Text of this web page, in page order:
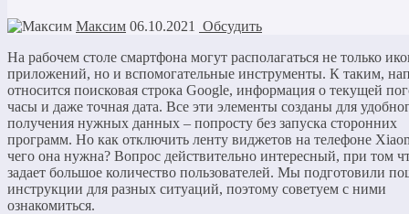
Максим 06.10.2021
Обсудить
На рабочем столе смартфона могут располагаться не только
приложений, но и вспомогательные инструменты. К таким,
относится поисковая строка Google, информация о текущей
часы и даже точная дата. Все эти элементы созданы для
получения нужных данных – попросту без запуска сторонних
программ. Но как отключить ленту виджетов на телефоне
чего она нужна? Вопрос действительно интересный, при том
задает большое количество пользователей. Мы подготовили
инструкции для разных ситуаций, поэтому советуем с ними
ознакомиться.